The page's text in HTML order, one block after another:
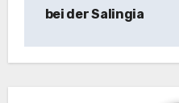
bei der Salingia